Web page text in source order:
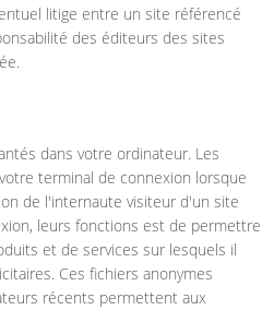
litige entre un site référencé
des éditeurs des sites
dans votre ordinateur. Les
terminal de connexion lorsque
de l'internaute visiteur d'un site
leurs fonctions est de permettre
et de services sur lesquels il
Ces fichiers anonymes
récents permettent aux